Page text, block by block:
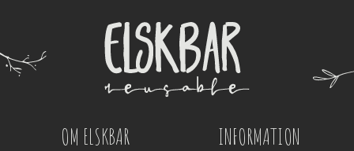
OM ELSKBAR INFORMATION